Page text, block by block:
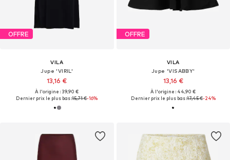
OFFRE
VILA
Jupe 'VIRIL'
13,16 €
À l'origine : 39,90 €
Dernier prix le plus bas :15,71 €-16%
OFFRE
VILA
Jupe 'VISABBY'
13,16 €
À l'origine : 44,90 €
Dernier prix le plus bas :17,45 €-24%